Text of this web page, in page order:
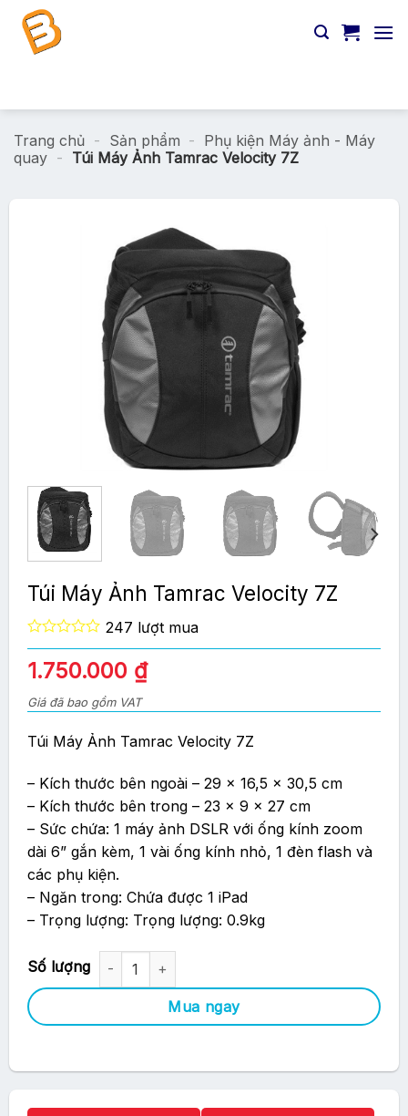
Chuyển
đến
Trang chủ - Sản phẩm - Phụ kiện Máy ảnh - Máy
quay - Túi Máy Ảnh Tamrac Velocity 7Z
Túi Máy Ảnh Tamrac Velocity 7Z
0
out
of
247 lượt mua
1.750.000 ₫
Giá đã bao gồm VAT
Túi Máy Ảnh Tamrac Velocity 7Z
– Kích thước bên ngoài – 29 x 16,5 x 30,5 cm
– Kích thước bên trong – 23 x 9 x 27 cm
– Sức chứa: 1 máy ảnh DSLR với ống kính zoom
dài 6” gắn kèm, 1 vài ống kính nhỏ, 1 đèn flash và
các phụ kiện.
– Ngăn trong: Chứa được 1 iPad
– Trọng lượng: Trọng lượng: 0.9kg
Túi Máy Ảnh Tamrac Velocity 7Z số lượng
Mua ngay